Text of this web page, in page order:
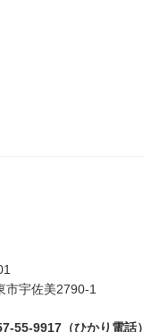
市宇佐美2790-1
55-9917（ひかり電話）